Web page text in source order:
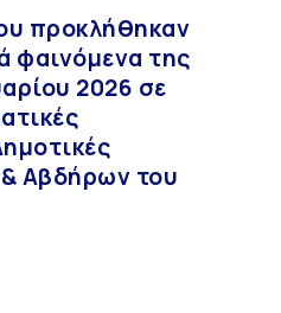
προκλήθηκαν
φαινόμενα της
2026 σε
Αβδήρων του